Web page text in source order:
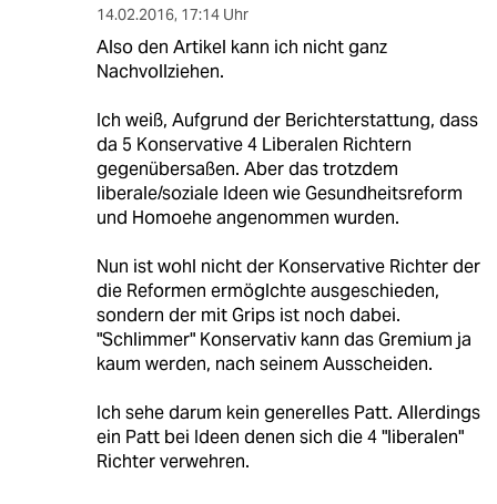
14.02.2016, 17:14 Uhr
Also den Artikel kann ich nicht ganz
Nachvollziehen.
Ich weiß, Aufgrund der Berichterstattung, dass
da 5 Konservative 4 Liberalen Richtern
gegenübersaßen. Aber das trotzdem
liberale/soziale Ideen wie Gesundheitsreform
und Homoehe angenommen wurden.
Nun ist wohl nicht der Konservative Richter der
die Reformen ermöglchte ausgeschieden,
sondern der mit Grips ist noch dabei.
"Schlimmer" Konservativ kann das Gremium ja
kaum werden, nach seinem Ausscheiden.
Ich sehe darum kein generelles Patt. Allerdings
ein Patt bei Ideen denen sich die 4 "liberalen"
Richter verwehren.